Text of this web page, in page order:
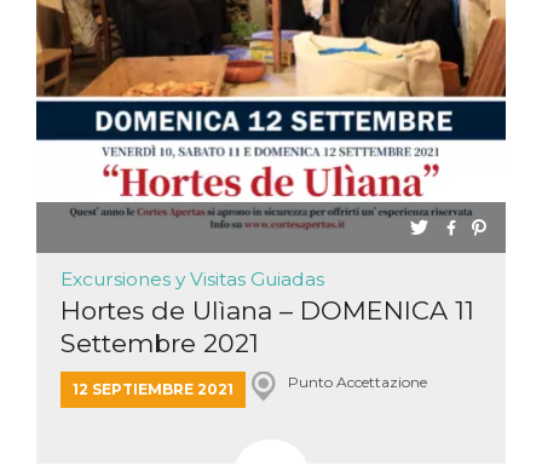
Excursiones y Visitas Guiadas
Hortes de Ulìana – DOMENICA 11
Settembre 2021
12 SEPTIEMBRE 2021 Punto Accettazione